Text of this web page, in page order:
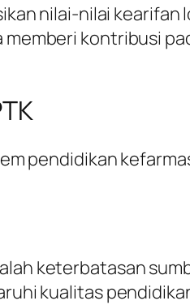
nilai-nilai kearifan
kontribusi
pendidikan
keterbatasan
kualitas